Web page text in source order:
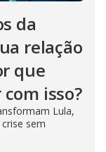
da
relação
que
isso?
Lula,
sem